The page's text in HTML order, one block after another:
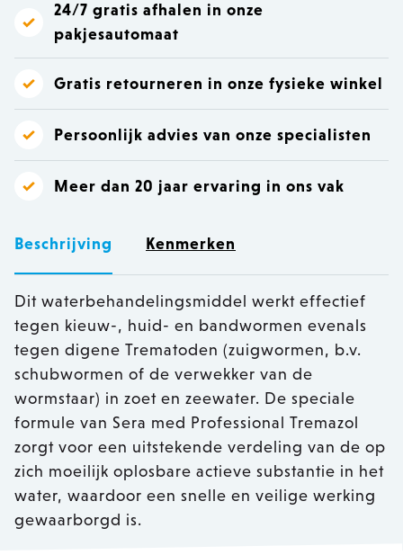
24/7 gratis afhalen in onze
pakjesautomaat
Gratis retourneren in onze fysieke winkel
Persoonlijk advies van onze specialisten
Meer dan 20 jaar ervaring in ons vak
Beschrijving Kenmerken
Dit waterbehandelingsmiddel werkt effectief
tegen kieuw-, huid- en bandwormen evenals
tegen digene Trematoden (zuigwormen, b.v.
schubwormen of de verwekker van de
wormstaar) in zoet en zeewater. De speciale
formule van Sera med Professional Tremazol
zorgt voor een uitstekende verdeling van de op
zich moeilijk oplosbare actieve substantie in het
water, waardoor een snelle en veilige werking
gewaarborgd is.